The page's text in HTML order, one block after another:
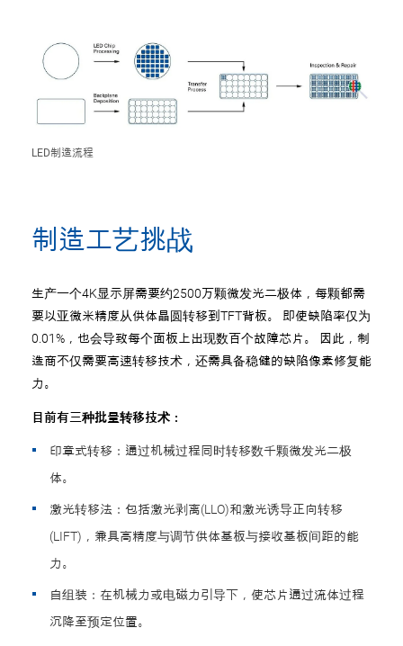
LED制造流程
制造工艺挑战
生产一个4K显示屏需要约2500万颗微发光二极体，每颗都需
要以亚微米精度从供体晶圆转移到TFT背板。 即使缺陷率仅为
0.01%，也会导致每个面板上出现数百个故障芯片。 因此，制
造商不仅需要高速转移技术，还需具备稳健的缺陷像素修复能
力。
目前有三种批量转移技术：
印章式转移：通过机械过程同时转移数千颗微发光二极
体。
激光转移法：包括激光剥离(LLO)和激光诱导正向转移
(LIFT)，兼具高精度与调节供体基板与接收基板间距的能
力。
自组装：在机械力或电磁力引导下，使芯片通过流体过程
沉降至预定位置。